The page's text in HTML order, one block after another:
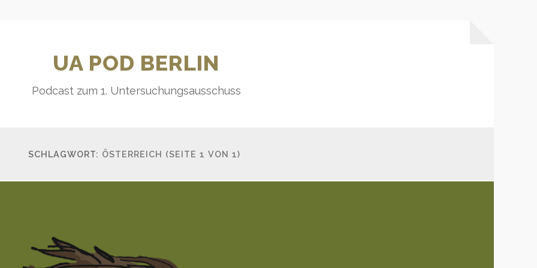
UA POD BERLIN
Podcast zum 1. Untersuchungsausschuss
SCHLAGWORT: ÖSTERREICH (SEITE 1 VON 1)